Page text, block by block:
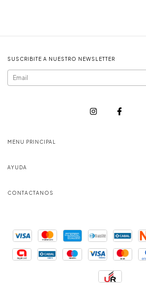
SUSCRIBITE A NUESTRO NEWSLETTER
MENU PRINCIPAL
AYUDA
CONTACTANOS